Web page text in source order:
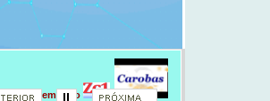
empresa em foco